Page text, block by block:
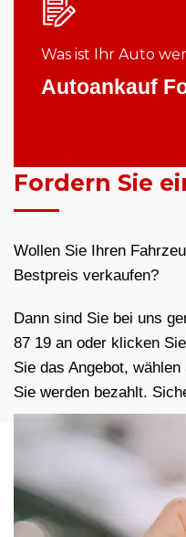
Was ist Ihr Auto
Autoankauf
Fordern Sie
Wollen Sie Ihren
Bestpreis verkaufen?
Dann sind Sie bei uns
87 19 an oder klicken
Sie das Angebot,
Sie werden bezahlt.